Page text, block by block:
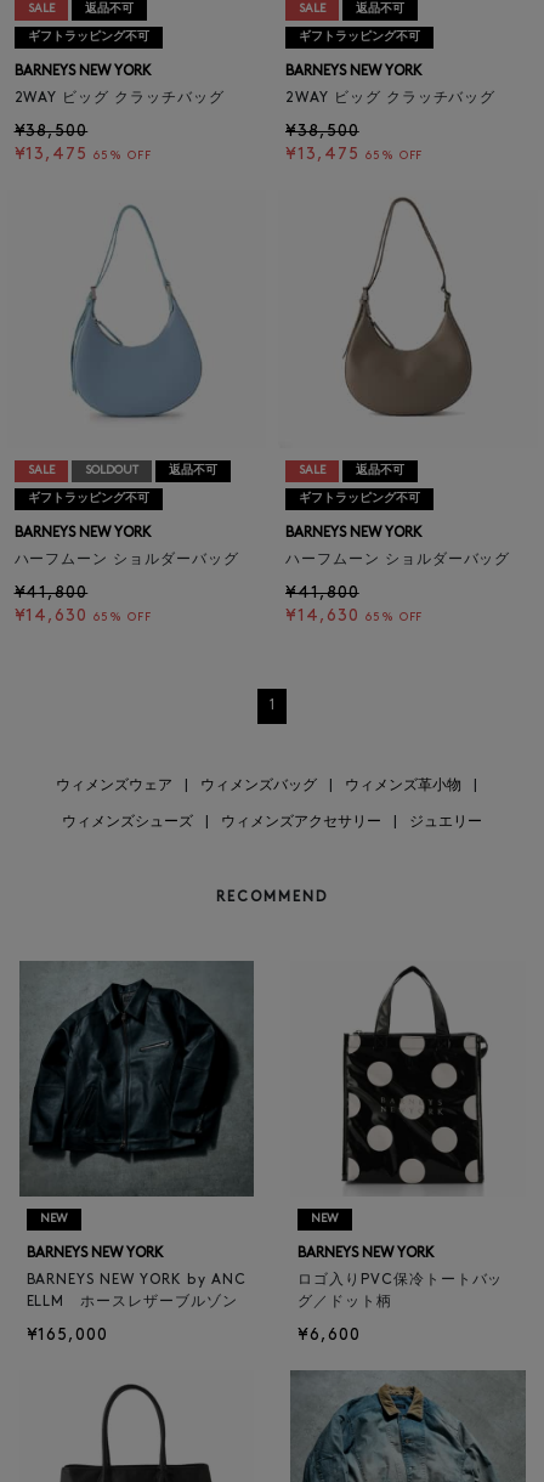
SALE 返品不可
ギフトラッピング不可
BARNEYS NEW YORK
2WAY ビッグ クラッチバッグ
¥38,500
¥13,475
65% OFF
SALE 返品不可
ギフトラッピング不可
BARNEYS NEW YORK
2WAY ビッグ クラッチバッグ
¥38,500
¥13,475
65% OFF
SALE SOLDOUT 返品不可
ギフトラッピング不可
BARNEYS NEW YORK
ハーフムーン ショルダーバッグ
¥41,800
¥14,630
65% OFF
SALE 返品不可
ギフトラッピング不可
BARNEYS NEW YORK
ハーフムーン ショルダーバッグ
¥41,800
¥14,630
65% OFF
1
ウィメンズウェア ウィメンズバッグ ウィメンズ革小物
ウィメンズシューズ ウィメンズアクセサリー ジュエリー
RECOMMEND
NEW
BARNEYS NEW YORK
BARNEYS NEW YORK by ANC
ELLM ホースレザーブルゾン
¥165,000
NEW
BARNEYS NEW YORK
ロゴ入りPVC保冷トートバッ
グ／ドット柄
¥6,600